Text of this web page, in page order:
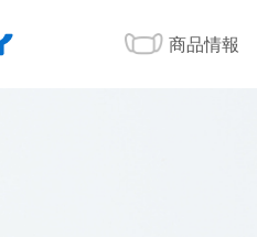
商品情報